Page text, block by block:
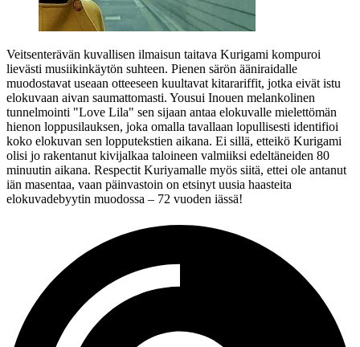
Veitsenterävän kuvallisen ilmaisun taitava Kurigami kompuroi
lievästi musiikinkäytön suhteen. Pienen särön ääniraidalle
muodostavat useaan otteeseen kuultavat kitarariffit, jotka eivät istu
elokuvaan aivan saumattomasti. Yousui Inouen melankolinen
tunnelmointi "Love Lila" sen sijaan antaa elokuvalle mielettömän
hienon loppusilauksen, joka omalla tavallaan lopullisesti identifioi
koko elokuvan sen lopputekstien aikana. Ei sillä, etteikö Kurigami
olisi jo rakentanut kivijalkaa taloineen valmiiksi edeltäneiden 80
minuutin aikana. Respectit Kuriyamalle myös siitä, ettei ole antanut
iän masentaa, vaan päinvastoin on etsinyt uusia haasteita
elokuvadebyytin muodossa – 72 vuoden iässä!